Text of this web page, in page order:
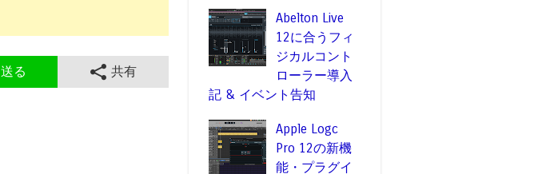
送る 共有
Abelton Live
12に合うフィ
ジカルコント
ローラー導入
記 & イベント告知
Apple Logc
Pro 12の新機
能・プラグイ